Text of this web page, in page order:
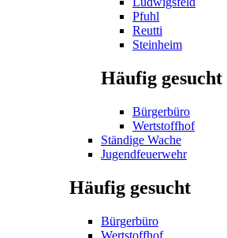
Pfuhl
Reutti
Steinheim
Häufig gesucht
Bürgerbüro
Wertstoffhof
Ständige Wache
Jugendfeuerwehr
Häufig gesucht
Bürgerbüro
Wertstoffhof